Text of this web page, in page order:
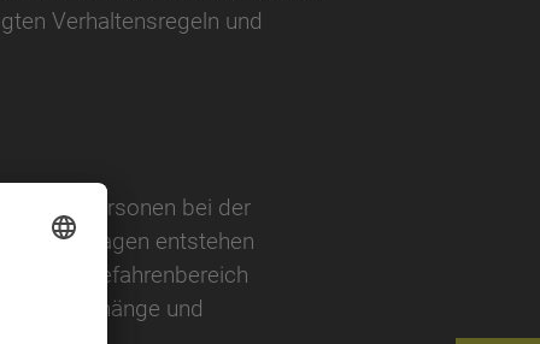
Verhaltensregeln und
von Personen bei der
Anlagen entstehen
im Gefahrenbereich
und